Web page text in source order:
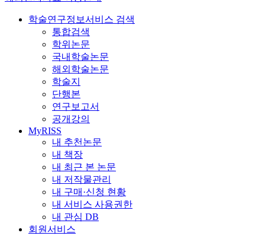
학술연구정보서비스 검색
통합검색
학위논문
국내학술논문
해외학술논문
학술지
단행본
연구보고서
공개강의
MyRISS
내 추천논문
내 책장
내 최근 본 논문
내 저작물관리
내 구매·신청 현황
내 서비스 사용권한
내 관심 DB
회원서비스